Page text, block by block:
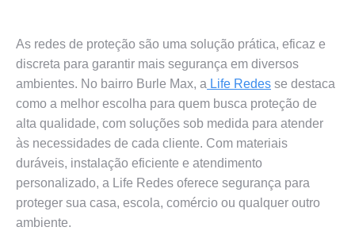
As redes de proteção são uma solução prática, eficaz e
discreta para garantir mais segurança em diversos
ambientes. No bairro Burle Max, a Life Redes se destaca
como a melhor escolha para quem busca proteção de
alta qualidade, com soluções sob medida para atender
às necessidades de cada cliente. Com materiais
duráveis, instalação eficiente e atendimento
personalizado, a Life Redes oferece segurança para
proteger sua casa, escola, comércio ou qualquer outro
ambiente.